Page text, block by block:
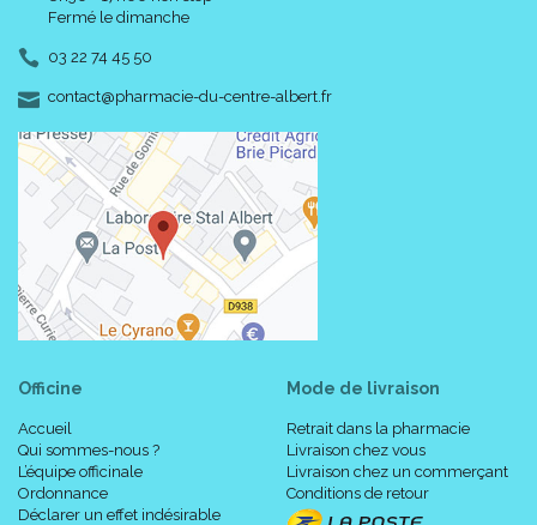
Fermé le dimanche
03 22 74 45 50
contact-
@-
pharmacie-du-centre-albert.fr
Officine
Accueil
Qui sommes-nous ?
L’équipe officinale
Ordonnance
Déclarer un effet indésirable
Mode de livraison
Retrait dans la pharmacie
Livraison chez vous
Livraison chez un commerçant
Conditions de retour